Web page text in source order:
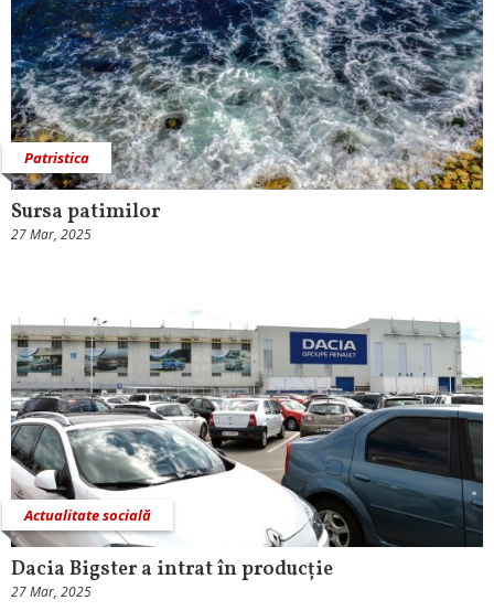
Patristica
Sursa patimilor
27 Mar, 2025
Actualitate socială
Dacia Bigster a intrat în producție
27 Mar, 2025